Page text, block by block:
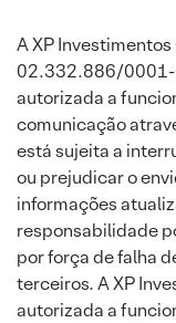
A XP Investimentos
02.332.886/0001-
autorizada a
comunicação
está sujeita a
ou prejudicar o
informações
responsabilidade
por força de falha
terceiros. A XP
autorizada a